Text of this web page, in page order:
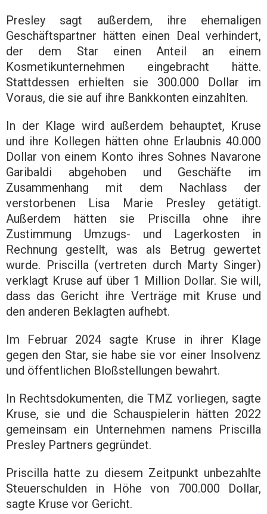
Presley sagt außerdem, ihre ehemaligen
Geschäftspartner hätten einen Deal verhindert,
der dem Star einen Anteil an einem
Kosmetikunternehmen eingebracht hätte.
Stattdessen erhielten sie 300.000 Dollar im
Voraus, die sie auf ihre Bankkonten einzahlten.
In der Klage wird außerdem behauptet, Kruse
und ihre Kollegen hätten ohne Erlaubnis 40.000
Dollar von einem Konto ihres Sohnes Navarone
Garibaldi abgehoben und Geschäfte im
Zusammenhang mit dem Nachlass der
verstorbenen Lisa Marie Presley getätigt.
Außerdem hätten sie Priscilla ohne ihre
Zustimmung Umzugs- und Lagerkosten in
Rechnung gestellt, was als Betrug gewertet
wurde. Priscilla (vertreten durch Marty Singer)
verklagt Kruse auf über 1 Million Dollar. Sie will,
dass das Gericht ihre Verträge mit Kruse und
den anderen Beklagten aufhebt.
Im Februar 2024 sagte Kruse in ihrer Klage
gegen den Star, sie habe sie vor einer Insolvenz
und öffentlichen Bloßstellungen bewahrt.
In Rechtsdokumenten, die TMZ vorliegen, sagte
Kruse, sie und die Schauspielerin hätten 2022
gemeinsam ein Unternehmen namens Priscilla
Presley Partners gegründet.
Priscilla hatte zu diesem Zeitpunkt unbezahlte
Steuerschulden in Höhe von 700.000 Dollar,
sagte Kruse vor Gericht.